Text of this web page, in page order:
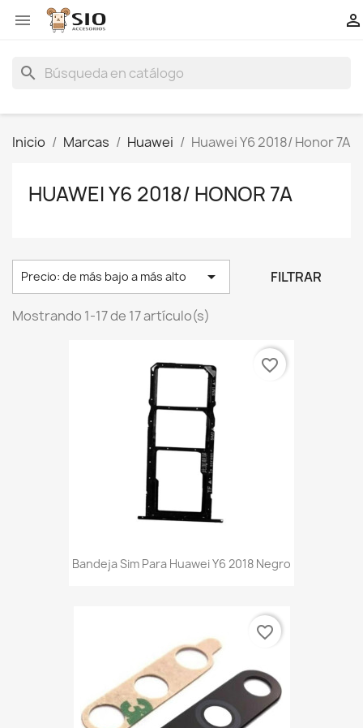
 
search
Inicio Marcas Huawei Huawei Y6 2018/ Honor 7A
HUAWEI Y6 2018/ HONOR 7A
Precio: de más bajo a más alto  FILTRAR
Mostrando 1-17 de 17 artículo(s)
Bandeja Sim Para Huawei Y6 2018 Negro
favorite_border
favorite_border